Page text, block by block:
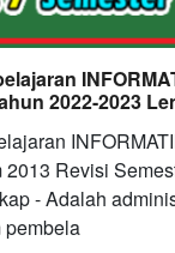
2022-2023
Revisi
- Adalah
pembela